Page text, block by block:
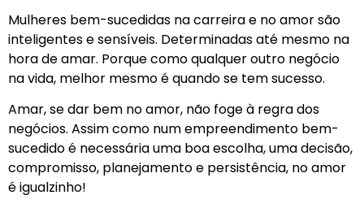
Mulheres bem-sucedidas na carreira e no amor são
inteligentes e sensíveis. Determinadas até mesmo na
hora de amar. Porque como qualquer outro negócio
na vida, melhor mesmo é quando se tem sucesso.
Amar, se dar bem no amor, não foge à regra dos
negócios. Assim como num empreendimento bem-
sucedido é necessária uma boa escolha, uma decisão,
compromisso, planejamento e persistência, no amor
é igualzinho!